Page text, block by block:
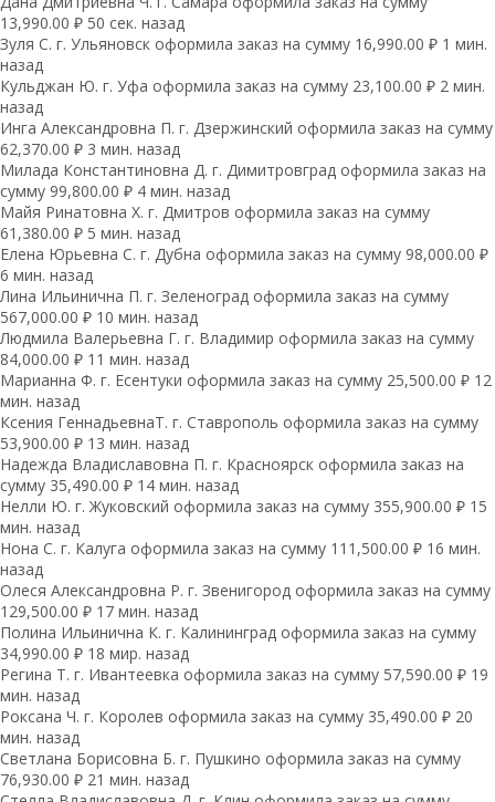
13,990.00 ₽ 50 сек. назад
Зуля С. г. Ульяновск оформила заказ на сумму 16,990.00 ₽ 1 мин.
назад
Кульджан Ю. г. Уфа оформила заказ на сумму 23,100.00 ₽ 2 мин.
назад
Инга Александровна П. г. Дзержинский оформила заказ на сумму
62,370.00 ₽ 3 мин. назад
Милада Константиновна Д. г. Димитровград оформила заказ на
сумму 99,800.00 ₽ 4 мин. назад
Майя Ринатовна Х. г. Дмитров оформила заказ на сумму
61,380.00 ₽ 5 мин. назад
Елена Юрьевна С. г. Дубна оформила заказ на сумму 98,000.00 ₽
6 мин. назад
Лина Ильинична П. г. Зеленоград оформила заказ на сумму
567,000.00 ₽ 10 мин. назад
Людмила Валерьевна Г. г. Владимир оформила заказ на сумму
84,000.00 ₽ 11 мин. назад
Марианна Ф. г. Есентуки оформила заказ на сумму 25,500.00 ₽ 12
мин. назад
Ксения ГеннадьевнаТ. г. Ставрополь оформила заказ на сумму
53,900.00 ₽ 13 мин. назад
Надежда Владиславовна П. г. Красноярск оформила заказ на
сумму 35,490.00 ₽ 14 мин. назад
Нелли Ю. г. Жуковский оформила заказ на сумму 355,900.00 ₽ 15
мин. назад
Нона С. г. Калуга оформила заказ на сумму 111,500.00 ₽ 16 мин.
назад
Олеся Александровна Р. г. Звенигород оформила заказ на сумму
129,500.00 ₽ 17 мин. назад
Полина Ильинична К. г. Калининград оформила заказ на сумму
34,990.00 ₽ 18 мир. назад
Регина Т. г. Ивантеевка оформила заказ на сумму 57,590.00 ₽ 19
мин. назад
Роксана Ч. г. Королев оформила заказ на сумму 35,490.00 ₽ 20
мин. назад
Светлана Борисовна Б. г. Пушкино оформила заказ на сумму
76,930.00 ₽ 21 мин. назад